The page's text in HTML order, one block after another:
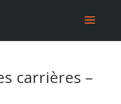
carrières –